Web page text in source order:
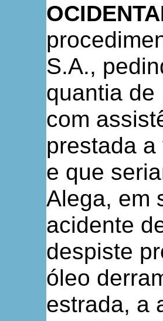
S.A.,
quantia de
com
prestada
e que
Alega, em
acidente
despiste
óleo
estrada, a